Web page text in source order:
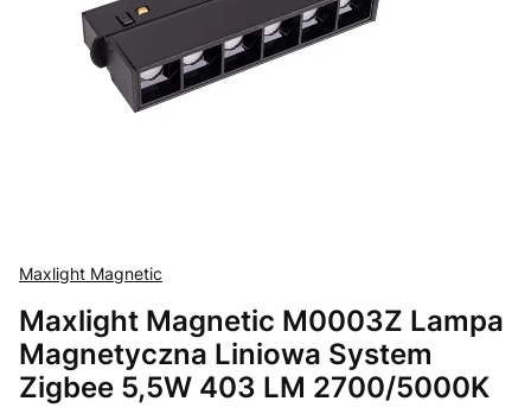
Maxlight Magnetic
Maxlight Magnetic M0003Z Lampa
Magnetyczna Liniowa System
Zigbee 5,5W 403 LM 2700/5000K